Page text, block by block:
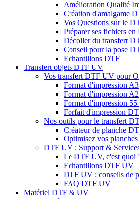
Amélioration Qualité
Création d'amalgame
Vos Questions sur le
Préparer ses fichiers en
Décoller du transfert
Conseil pour la pose
Echantillons DTF
Transfert objets DTF UV
Vos transfert DTF UV pour
Format d'impression
Format d'impression
Format d'impression
Forfait d'impression
Nos outils pour le transfert
Créateur de planche
Optimisez vos
DTF UV : Support &
Le DTF UV, c'est quoi
Echantillons DTF UV
DTF UV : conseils de
FAQ DTF UV
Matériel DTF & UV